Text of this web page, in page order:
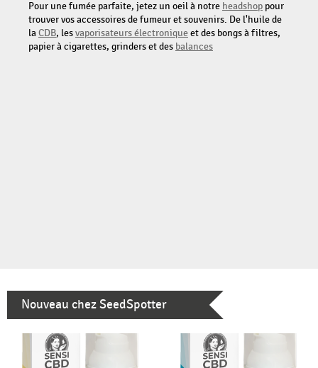
Pour une fumée parfaite, jetez un oeil à notre headshop pour
trouver vos accessoires de fumeur et souvenirs. De l'huile de
laCDB, lesvaporisateurs électroniqueet des bongs à filtres,
papier à cigarettes, grinders et des balances
Nouveau chez SeedSpotter